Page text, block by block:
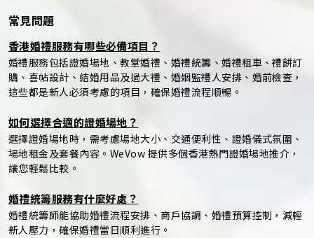
常見問題
香港婚禮服務有哪些必備項目？
婚禮服務包括證婚場地、教堂婚禮、婚禮統籌、婚禮租車、禮餅訂
購、喜帖設計、結婚用品及過大禮、婚姻監禮人安排、婚前檢查，
這些都是新人必須考慮的項目，確保婚禮流程順暢。
如何選擇合適的證婚場地？
選擇證婚場地時，需考慮場地大小、交通便利性、證婚儀式氛圍、
場地租金及套餐內容。WeVow 提供多個香港熱門證婚場地推介，
讓您輕鬆比較。
婚禮統籌服務有什麼好處？
婚禮統籌師能協助婚禮流程安排、商戶協調、婚禮預算控制，減輕
新人壓力，確保婚禮當日順利進行。